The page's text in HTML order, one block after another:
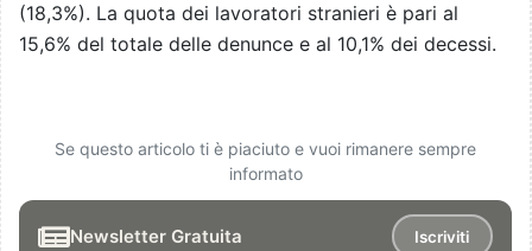
(18,3%). La quota dei lavoratori stranieri è pari al
15,6% del totale delle denunce e al 10,1% dei decessi.
Se questo articolo ti è piaciuto e vuoi rimanere sempre
informato
Newsletter Gratuita Iscriviti